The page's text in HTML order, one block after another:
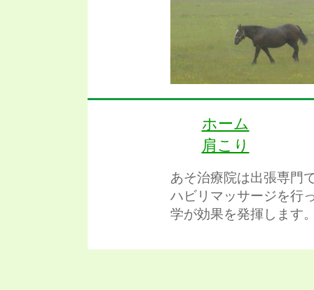
ホーム
肩こり
あそ治療院は出張専門
ハビリマッサージを行
学が効果を発揮します